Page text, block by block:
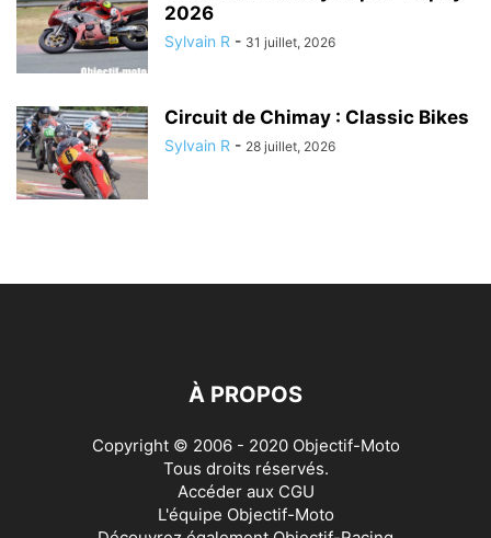
2026
Sylvain R - 31 juillet, 2026
Circuit de Chimay : Classic Bikes
Sylvain R - 28 juillet, 2026
À PROPOS
Copyright © 2006 - 2020 Objectif-Moto
Tous droits réservés.
Accéder aux CGU
L'équipe Objectif-Moto